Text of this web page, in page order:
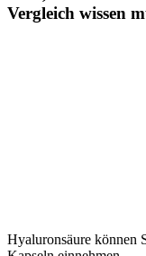
Vergleich wissen
Hyaluronsäure können